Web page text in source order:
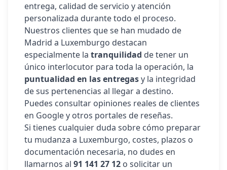
entrega, calidad de servicio y atención
personalizada durante todo el proceso.
Nuestros clientes que se han mudado de
Madrid a Luxemburgo destacan
especialmente la tranquilidad de tener un
único interlocutor para toda la operación, la
puntualidad en las entregasy la integridad
de sus pertenencias al llegar a destino.
Puedes consultar opiniones reales de clientes
en Google y otros portales de reseñas.
Si tienes cualquier duda sobre cómo preparar
tu mudanza a Luxemburgo, costes, plazos o
documentación necesaria, no dudes en
llamarnos al 91 141 27 12 o solicitar un